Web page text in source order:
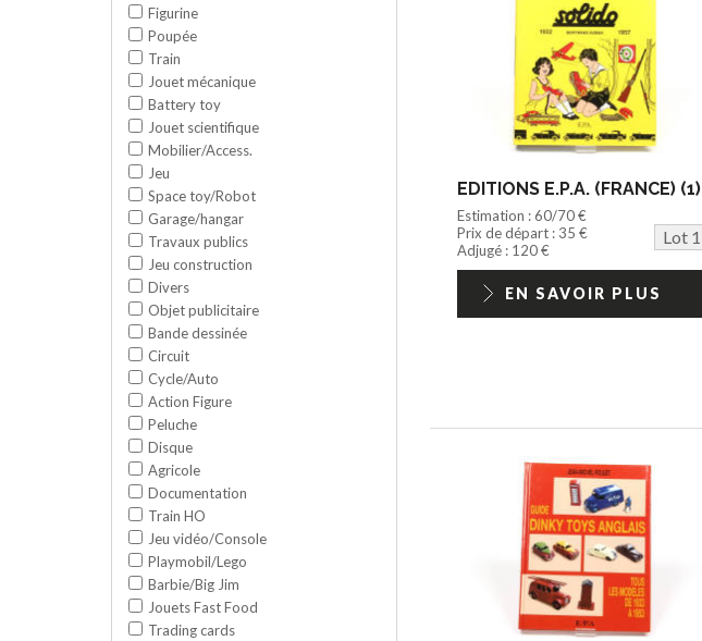
Figurine
Poupée
Train
Jouet mécanique
Battery toy
Jouet scientifique
Mobilier/Access.
Jeu
Space toy/Robot
Garage/hangar
Travaux publics
Jeu construction
Divers
Objet publicitaire
Bande dessinée
Circuit
Cycle/Auto
Action Figure
Peluche
Disque
Agricole
Documentation
Train HO
Jeu vidéo/Console
Playmobil/Lego
Barbie/Big Jim
Jouets Fast Food
Trading cards
EDITIONS E.P.A. (FRANCE) (1)
Estimation : 60/70 €
Prix de départ : 35 €
Lot 1
Adjugé : 120 €
EN SAVOIR PLUS